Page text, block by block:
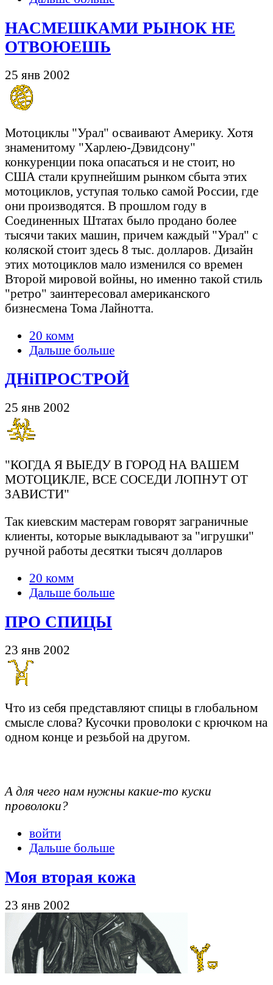
НАСМЕШКАМИ РЫНОК НЕ
ОТВОЮЕШЬ
25 янв 2002
Мотоциклы "Урал" осваивают Америку. Хотя
знаменитому "Харлею-Дэвидсону"
конкуренции пока опасаться и не стоит, но
США стали крупнейшим рынком сбыта этих
мотоциклов, уступая только самой России, где
они производятся. В прошлом году в
Соединенных Штатах было продано более
тысячи таких машин, причем каждый "Урал" с
коляской стоит здесь 8 тыс. долларов. Дизайн
этих мотоциклов мало изменился со времен
Второй мировой войны, но именно такой стиль
"ретро" заинтересовал американского
бизнесмена Тома Лайнотта.
20 комм
Дальше больше
ДНiПРОСТРОЙ
25 янв 2002
"КОГДА Я ВЫЕДУ В ГОРОД НА ВАШЕМ
МОТОЦИКЛЕ, ВСЕ СОСЕДИ ЛОПНУТ ОТ
ЗАВИСТИ"
Так киевским мастерам говорят заграничные
клиенты, которые выкладывают за "игрушки"
ручной работы десятки тысяч долларов
20 комм
Дальше больше
ПРО СПИЦЫ
23 янв 2002
Что из себя представляют спицы в глобальном
смысле слова? Кусочки проволоки с крючком на
одном конце и резьбой на другом.
А для чего нам нужны какие-то куски
проволоки?
войти
Дальше больше
Моя вторая кожа
23 янв 2002